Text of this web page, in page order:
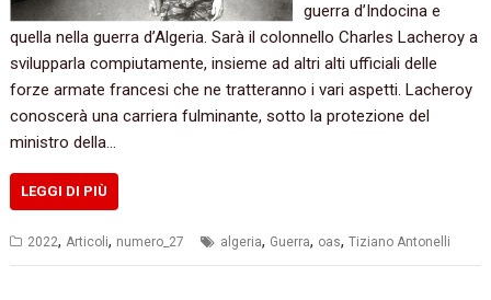
guerra d’Indocina e
quella nella guerra d’Algeria. Sarà il colonnello Charles Lacheroy a
svilupparla compiutamente, insieme ad altri alti ufficiali delle
forze armate francesi che ne tratteranno i vari aspetti. Lacheroy
conoscerà una carriera fulminante, sotto la protezione del
ministro della…
LEGGI DI PIÙ
2022,Articoli, numero_27 algeria, Guerra, oas,Tiziano Antonelli